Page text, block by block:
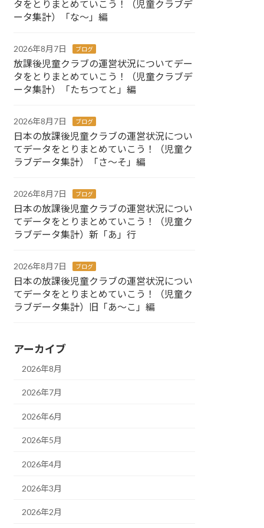
タをとりまとめていこう！（児童クラブデ
ータ集計）「な～」編
2026年8月7日 ブログ
放課後児童クラブの運営状況についてデー
タをとりまとめていこう！（児童クラブデ
ータ集計）「たちつてと」編
2026年8月7日 ブログ
日本の放課後児童クラブの運営状況につい
てデータをとりまとめていこう！（児童ク
ラブデータ集計）「さ～そ」編
2026年8月7日 ブログ
日本の放課後児童クラブの運営状況につい
てデータをとりまとめていこう！（児童ク
ラブデータ集計）新「あ」行
2026年8月7日 ブログ
日本の放課後児童クラブの運営状況につい
てデータをとりまとめていこう！（児童ク
ラブデータ集計）旧「あ～こ」編
アーカイブ
2026年8月
2026年7月
2026年6月
2026年5月
2026年4月
2026年3月
2026年2月